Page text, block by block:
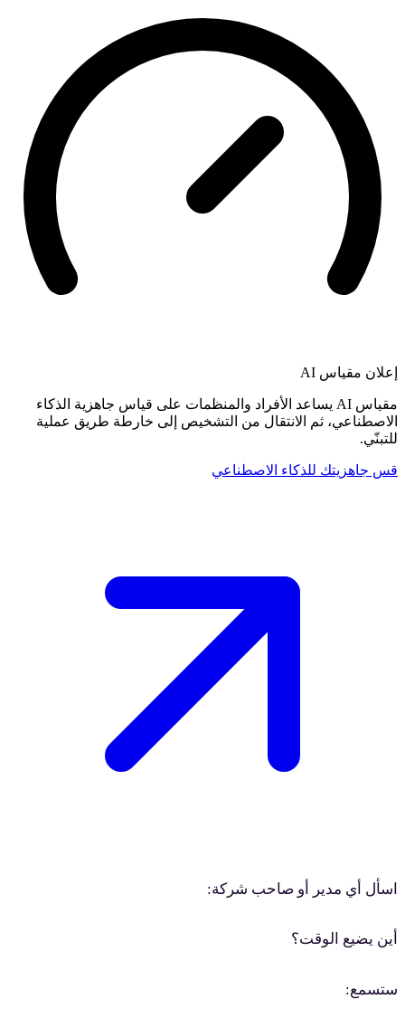
إعلان مقياس AI
مقياس AI يساعد الأفراد والمنظمات على قياس جاهزية الذكاء
الاصطناعي، ثم الانتقال من التشخيص إلى خارطة طريق عملية
للتبنّي.
قس جاهزيتك للذكاء الاصطناعي
اسأل أي مدير أو صاحب شركة:
أين يضيع الوقت؟
ستسمع: